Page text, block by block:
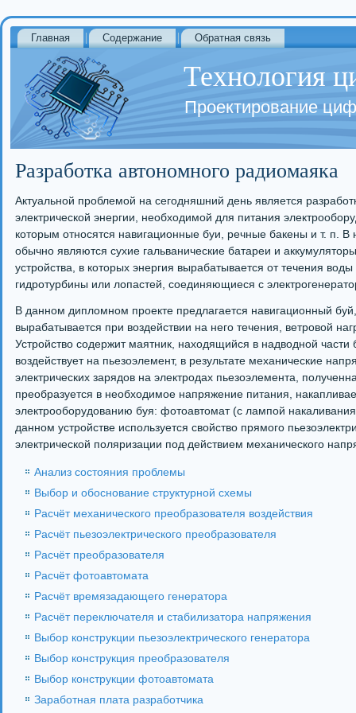
Главная Содержание Обратная связь
Технология
Проектирование
Разработка автономного радиомаяка
Актуальной проблемой на сегодняшний день является
электрической энергии, необходимой для питания
которым относятся навигационные буи, речные бакены и т. п. В
обычно являются сухие гальванические батареи и
устройства, в которых энергия вырабатывается от течения
гидротурбины или лопастей, соединяющиеся с
В данном дипломном проекте предлагается навигационный
вырабатывается при воздействии на него течения, ветровой
Устройство содержит маятник, находящийся в надводной части
воздействует на пьезоэлемент, в результате механические
электрических зарядов на электродах пьезоэлемента,
преобразуется в необходимое напряжение питания,
электрооборудованию буя: фотоавтомат (с лампой
данном устройстве используется свойство прямого
электрической поляризации под действием механического
Анализ состояния проблемы
Выбор и обоснование структурной схемы
Расчёт механического преобразователя воздействия
Расчёт пьезоэлектрического преобразователя
Расчёт преобразователя
Расчёт фотоавтомата
Расчёт времязадающего генератора
Расчёт переключателя и стабилизатора напряжения
Выбор конструкции пьезоэлектрического генератора
Выбор конструкция преобразователя
Выбор конструкции фотоавтомата
Заработная плата разработчика